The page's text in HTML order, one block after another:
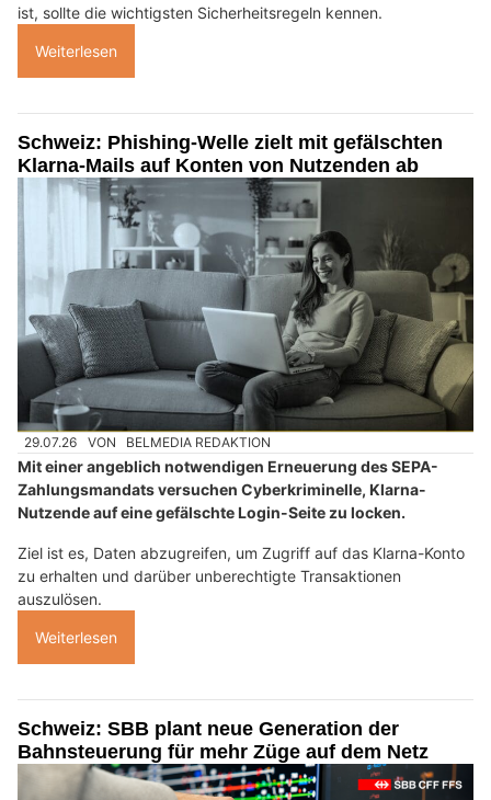
ist, sollte die wichtigsten Sicherheitsregeln kennen.
Weiterlesen
Schweiz: Phishing-Welle zielt mit gefälschten
Klarna-Mails auf Konten von Nutzenden ab
29.07.26 VON BELMEDIA REDAKTION
Mit einer angeblich notwendigen Erneuerung des SEPA-
Zahlungsmandats versuchen Cyberkriminelle, Klarna-
Nutzende auf eine gefälschte Login-Seite zu locken.
Ziel ist es, Daten abzugreifen, um Zugriff auf das Klarna-Konto
zu erhalten und darüber unberechtigte Transaktionen
auszulösen.
Weiterlesen
Schweiz: SBB plant neue Generation der
Bahnsteuerung für mehr Züge auf dem Netz